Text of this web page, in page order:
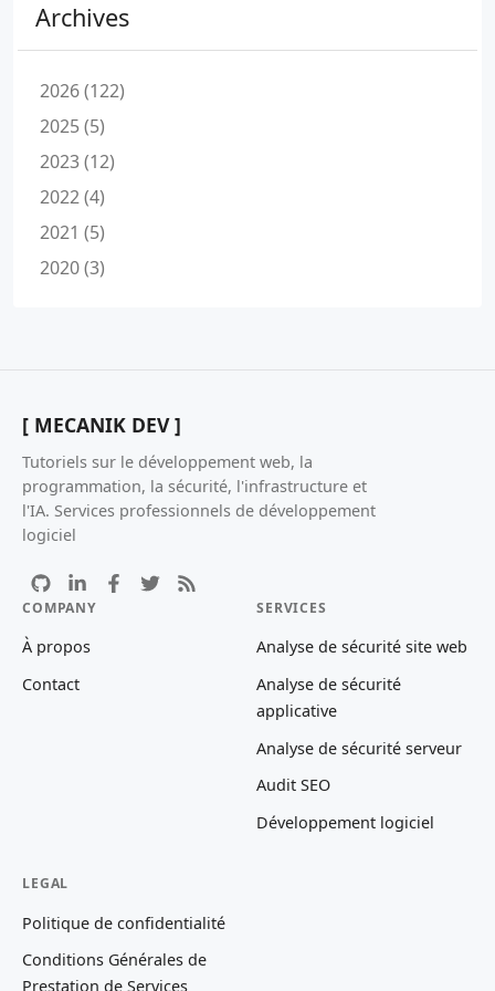
Archives
2026 (122)
2025 (5)
2023 (12)
2022 (4)
2021 (5)
2020 (3)
[ MECANIK DEV ]
Tutoriels sur le développement web, la
programmation, la sécurité, l'infrastructure et
l'IA. Services professionnels de développement
logiciel
COMPANY
À propos
Contact
SERVICES
Analyse de sécurité site web
Analyse de sécurité
applicative
Analyse de sécurité serveur
Audit SEO
Développement logiciel
LEGAL
Politique de confidentialité
Conditions Générales de
Prestation de Services